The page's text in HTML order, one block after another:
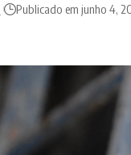
Publicado em junho 4,